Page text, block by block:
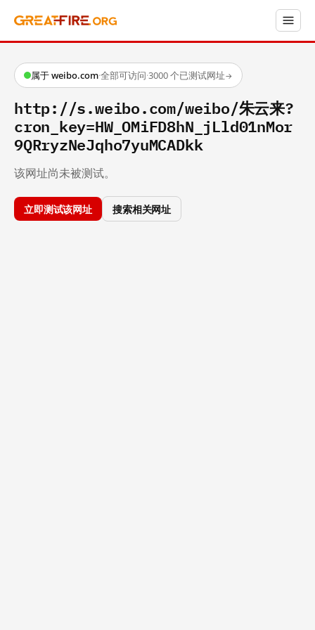
属于 weibo.com·全部可访问·3000 个已测试网址→
http://s.weibo.com/weibo/朱云来?
cron_key=HW_OMiFD8hN_jLld01nMor
9QRryzNeJqho7yuMCADkk
该网址尚未被测试。
立即测试该网址 搜索相关网址